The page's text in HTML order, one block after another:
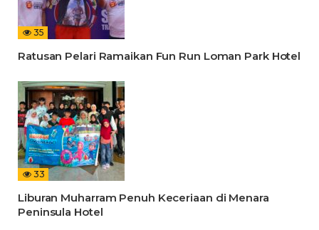
35
Ratusan Pelari Ramaikan Fun Run Loman Park Hotel
33
Liburan Muharram Penuh Keceriaan di Menara
Peninsula Hotel